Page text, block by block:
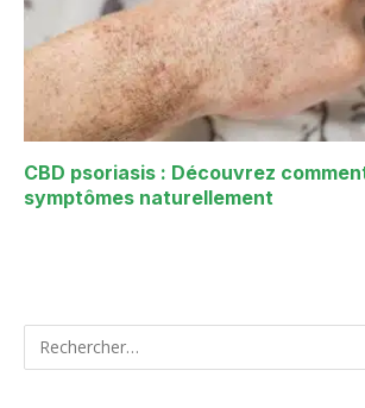
CBD psoriasis : Découvrez
symptômes naturellement